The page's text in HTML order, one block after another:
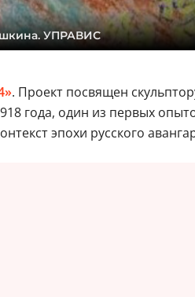
УПРАВИС
. Проект посвящен
года, один из первых
эпохи русского